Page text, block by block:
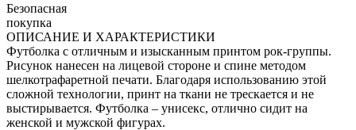
Безопасная
покупка
ОПИСАНИЕ И ХАРАКТЕРИСТИКИ
Футболка с отличным и изысканным принтом рок-группы.
Рисунок нанесен на лицевой стороне и спине методом
шелкотрафаретной печати. Благодаря использованию этой
сложной технологии, принт на ткани не трескается и не
выстирывается. Футболка – унисекс, отлично сидит на
женской и мужской фигурах.